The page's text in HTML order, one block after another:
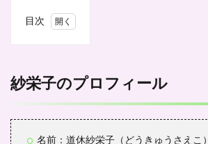
目次
プロ
フィ
紗栄
紗栄子のプロフィール
名前：道休紗栄子（どうきゅうさえこ）